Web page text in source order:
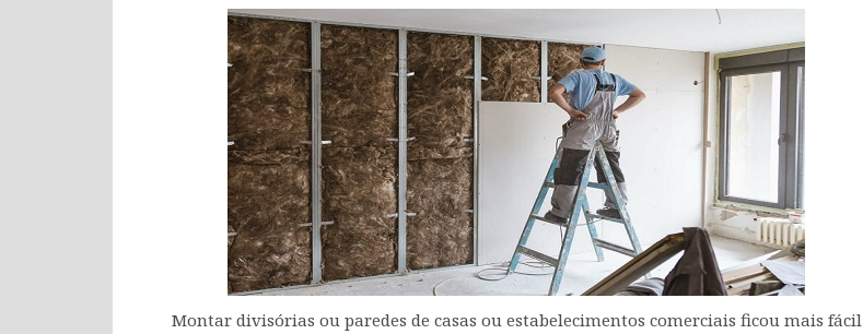
Montar divisórias ou paredes de casas ou estabelecimentos comerciais ficou mais fácil